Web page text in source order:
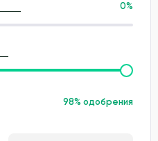
0%
98% одобрения